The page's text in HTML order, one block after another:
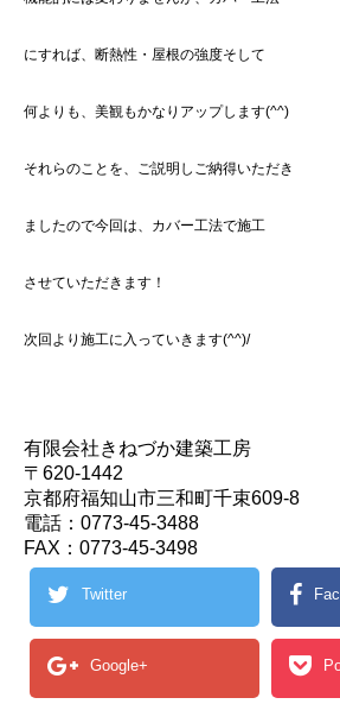
にすれば、断熱性・屋根の強度そして
何よりも、美観もかなりアップします(^^)
それらのことを、ご説明しご納得いただき
ましたので今回は、カバー工法で施工
させていただきます！
次回より施工に入っていきます(^^)/
有限会社きねづか建築工房
〒620-1442
京都府福知山市三和町千束609-8
電話：0773-45-3488
FAX：0773-45-3498
Twitter
Google+